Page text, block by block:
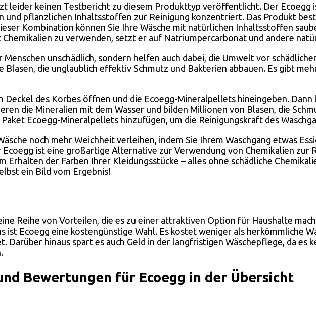
leider keinen Testbericht zu diesem Produkttyp veröffentlicht. Der Ecoegg
und pflanzlichen Inhaltsstoffen zur Reinigung konzentriert. Das Produkt
Kombination können Sie Ihre Wäsche mit natürlichen Inhaltsstoffen
Chemikalien zu verwenden, setzt er auf Natriumpercarbonat und andere
unschädlich, sondern helfen auch dabei, die Umwelt vor
die unglaublich effektiv Schmutz und Bakterien abbauen. Es gibt
Deckel des Korbes öffnen und die Ecoegg-Mineralpellets hineingeben.
die Mineralien mit dem Wasser und bilden Millionen von Blasen, die
Ecoegg-Mineralpellets hinzufügen, um die Reinigungskraft des
noch mehr Weichheit verleihen, indem Sie Ihrem Waschgang etwas
ist eine großartige Alternative zur Verwendung von Chemikalien zur
Erhalten der Farben Ihrer Kleidungsstücke – alles ohne schädliche
ein Bild vom Ergebnis!
Reihe von Vorteilen, die es zu einer attraktiven Option für Haushalte
ist Ecoegg eine kostengünstige Wahl. Es kostet weniger als herkömmliche
Darüber hinaus spart es auch Geld in der langfristigen Wäschepflege, da
Bewertungen für Ecoegg in der Übersicht